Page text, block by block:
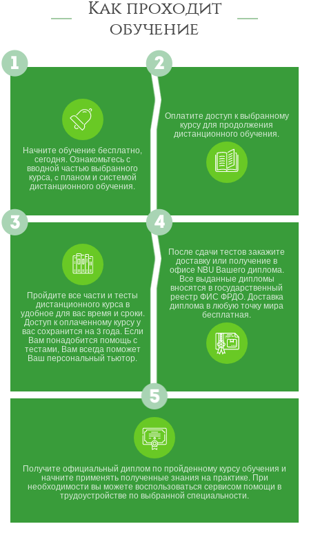
Как проходит
обучение
Начните обучение бесплатно,
сегодня. Ознакомьтесь с
вводной частью выбранного
курса, c планом и системой
дистанционного обучения.
Оплатите доступ к выбранному
курсу для продолжения
дистанционного обучения.
Пройдите все части и тесты
дистанционного курса в
удобное для вас время и сроки.
Доступ к оплаченному курсу у
вас сохранится на 3 года. Если
Вам понадобится помощь с
тестами, Вам всегда поможет
Ваш персональный тьютор.
После сдачи тестов закажите
доставку или получение в
офисе NBU Вашего диплома.
Все выданные дипломы
вносятся в государственный
реестр ФИС ФРДО. Доставка
диплома в любую точку мира
бесплатная.
Получите официальный диплом по пройденному курсу обучения и
начните применять полученные знания на практике. При
необходимости вы можете воспользоваться сервисом помощи в
трудоустройстве по выбранной специальности.